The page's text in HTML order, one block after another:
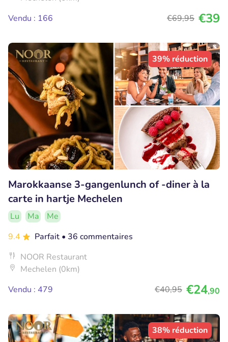
Vendu : 166
€69,95 €39
39% réduction
Marokkaanse 3-gangenlunch of -diner à la
carte in hartje Mechelen
Lu Ma
Me
9.4
Parfait • 36 commentaires
NOOR Restaurant
Mechelen (0km)
Vendu : 479
€40,95 €24,90
38% réduction